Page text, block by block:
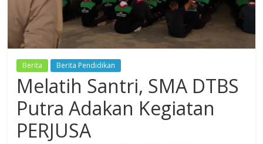
Berita Berita Pendidikan
Melatih Santri, SMA DTBS
Putra Adakan Kegiatan
PERJUSA